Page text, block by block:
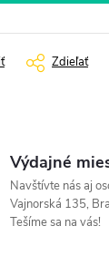
Zdieľať
Výdajné
Navštívte nás aj
Vajnorská 135,
Tešíme sa na vás!